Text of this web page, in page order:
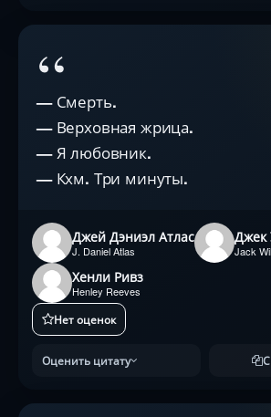
“
— Смерть.
— Верховная жрица.
— Я любовник.
— Кхм. Три минуты.
Джей Дэниэл Атлас
J. Daniel Atlas
Джек
Jack
Хенли Ривз
Henley Reeves
Нет оценок
Оценить цитату